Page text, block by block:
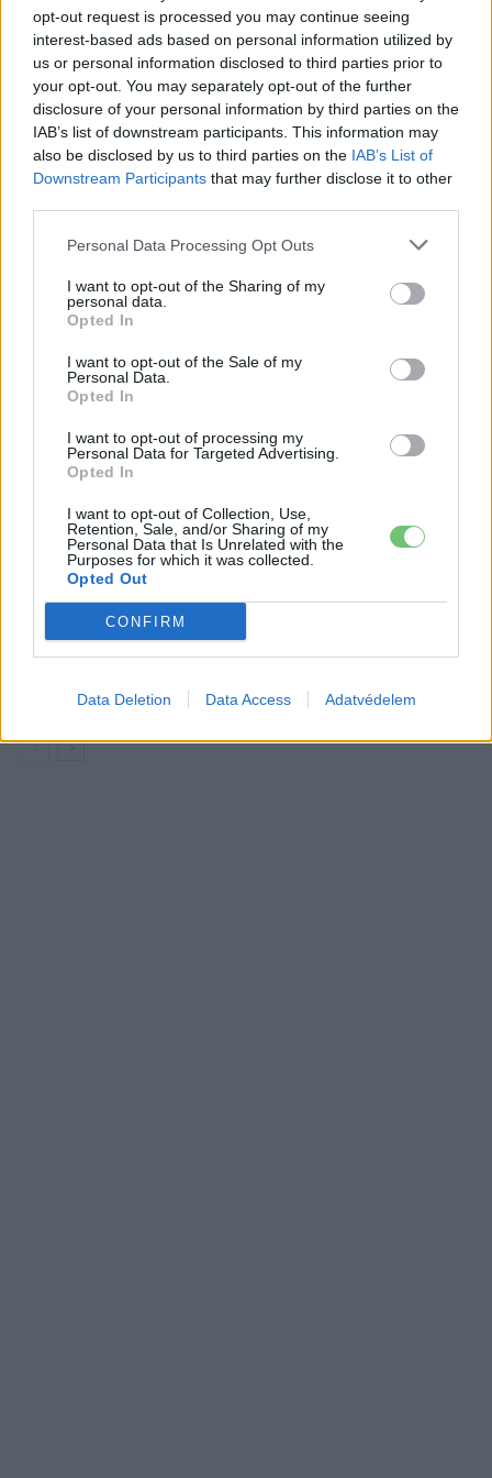
opt-out request is processed you may continue seeing
interest-based ads based on personal information utilized by
us or personal information disclosed to third parties prior to
your opt-out. You may separately opt-out of the further
disclosure of your personal information by third parties on the
IAB’s list of downstream participants. This information may
also be disclosed by us to third parties on the IAB’s List of
Downstream Participants that may further disclose it to other
Personal Data Processing Opt Outs
I want to opt-out of the Sharing of my
personal data.
Opted In
I want to opt-out of the Sale of my
Personal Data.
Opted In
I want to opt-out of processing my
Personal Data for Targeted Advertising.
Opted In
I want to opt-out of Collection, Use,
Retention, Sale, and/or Sharing of my
Personal Data that Is Unrelated with the
Purposes for which it was collected.
Opted Out
CONFIRM
Data Deletion Data Access Adatvédelem
Kovács Kata
http://e-cars.hu
KAPCSOLÓDÓ CIKKEK TÖBB A SZERZŐTŐL
Elektromos
Kína szigorú határt szabott: legfeljebb
5% lehet a hiba az elektromos autók
Elektromos
A Leapmotor átlépte a 100 ezres
álomhatárt, és lekörözte a Changant
9 perc töltés, 450 kilométer hatótáv –
szabadidő-autója Európában